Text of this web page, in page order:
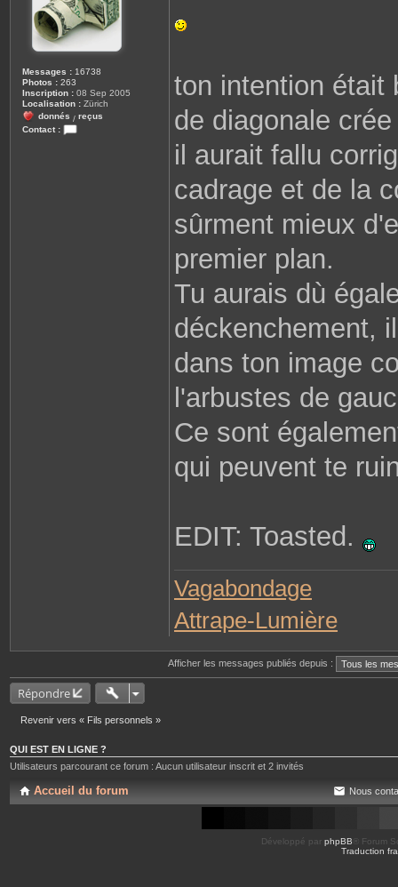
Messages : 16738
Photos : 263
Inscription : 08 Sep 2005
Localisation : Zürich
donnés / reçus
Contact :
ton intention était
de diagonale
il aurait fallu
cadrage et de la
sûrment mieux
premier plan.
Tu aurais dù
déckenchement,
dans ton image
l'arbustes de
Ce sont
qui peuvent te
EDIT: Toasted.
Vagabondage
Attrape-Lumière
Afficher les messages publiés depuis :
Répondre
Revenir vers « Fils personnels »
QUI EST EN LIGNE ?
Utilisateurs parcourant ce forum : Aucun utilisateur inscrit et 2 invités
Accueil du forum Nous
Développé par phpBB ® Forum
Traduction